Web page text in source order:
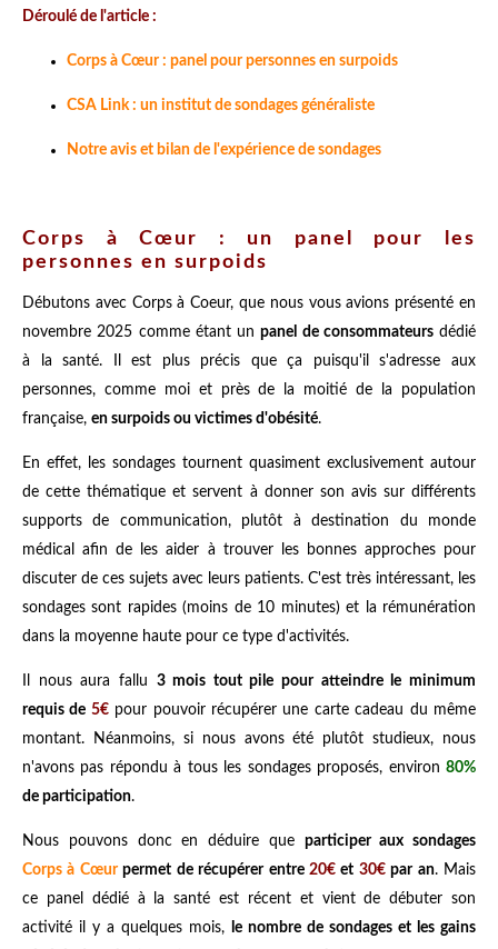
Déroulé de l'article :
Corps à Cœur : panel pour personnes en surpoids
CSA Link : un institut de sondages généraliste
Notre avis et bilan de l'expérience de sondages
Corps à Cœur : un panel pour les
personnes en surpoids
Débutons avec Corps à Coeur, que nous vous avions présenté en
novembre 2025 comme étant unpanel de consommateursdédié
à la santé. Il est plus précis que ça puisqu'il s'adresse aux
personnes, comme moi et près de la moitié de la population
française, en surpoids ou victimes d'obésité.
En effet, les sondages tournent quasiment exclusivement autour
de cette thématique et servent à donner son avis sur différents
supports de communication, plutôt à destination du monde
médical afin de les aider à trouver les bonnes approches pour
discuter de ces sujets avec leurs patients. C'est très intéressant, les
sondages sont rapides (moins de 10 minutes) et la rémunération
dans la moyenne haute pour ce type d'activités.
Il nous aura fallu 3 mois tout pile pour atteindre le minimum
requis de 5€pour pouvoir récupérer une carte cadeau du même
montant. Néanmoins, si nous avons été plutôt studieux, nous
n'avons pas répondu à tous les sondages proposés, environ 80%
de participation.
Nous pouvons donc en déduire que participer aux sondages
Corps à Cœurpermet de récupérer entre 20€et 30€par an. Mais
ce panel dédié à la santé est récent et vient de débuter son
activité il y a quelques mois,
le nombre de sondages et les gains